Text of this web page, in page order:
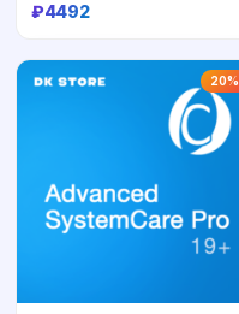
₽4492
20%